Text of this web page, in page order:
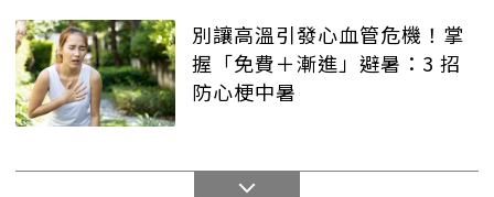
別讓高溫引發心血管危機！掌
握「免費＋漸進」避暑：3 招
防心梗中暑